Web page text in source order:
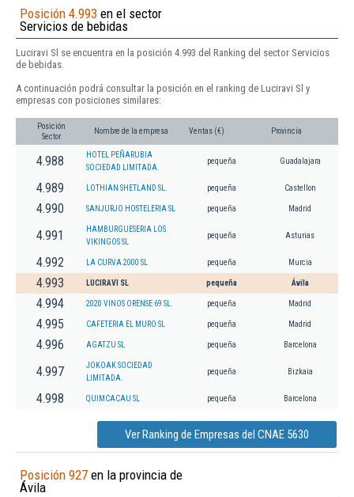
Posición 4.993 en el sector
Servicios de bebidas
Luciravi Sl se encuentra en la posición 4.993 del Ranking del sector Servicios
de bebidas.
A continuación podrá consultar la posición en el ranking de Luciravi Sl y
empresas con posiciones similares:
Posición
Sector
Nombre de la empresa Ventas (€) Provincia
4.988
HOTEL PEÑARUBIA
SOCIEDAD LIMITADA.
pequeña Guadalajara
4.989 LOTHIAN SHETLAND SL. pequeña Castellon
4.990 SANJURJO HOSTELERIA SL pequeña Madrid
4.991
HAMBURGUESERIA LOS
VIKINGOS SL
pequeña Asturias
4.992 LA CURVA 2000 SL pequeña Murcia
4.993 LUCIRAVI SL pequeña Ávila
4.994 2020 VINOS ORENSE 69 SL. pequeña Madrid
4.995 CAFETERIA EL MURO SL pequeña Madrid
4.996 AGATZU SL pequeña Barcelona
4.997
JOKOAK SOCIEDAD
LIMITADA.
pequeña Bizkaia
4.998 QUIMCACAU SL pequeña Barcelona
Ver Ranking de Empresas del CNAE 5630
Posición 927 en la provincia de
Ávila